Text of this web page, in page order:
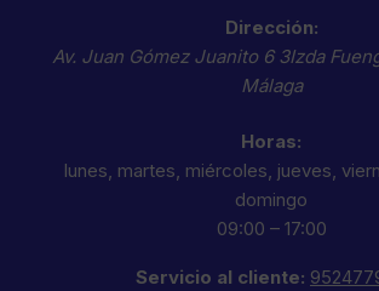
Dirección:
Av. Juan Gómez Juanito 6 3Izda
Málaga
Horas:
lunes, martes, miércoles, jueves,
domingo
09:00 – 17:00
Servicio al cliente: